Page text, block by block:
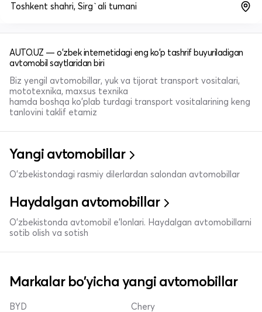
Toshkent shahri, Sirg`ali tumani
AUTO.UZ — o'zbek internetidagi eng ko'p tashrif buyuriladigan
avtomobil saytlaridan biri
Biz yengil avtomobillar, yuk va tijorat transport vositalari,
mototexnika, maxsus texnika
hamda boshqa ko'plab turdagi transport vositalarining keng
tanlovini taklif etamiz
Yangi avtomobillar
O'zbekistondagi rasmiy dilerlardan salondan avtomobillar
Haydalgan avtomobillar
O'zbekistonda avtomobil e’lonlari. Haydalgan avtomobillarni
sotib olish va sotish
Markalar bo'yicha yangi avtomobillar
BYD Chery